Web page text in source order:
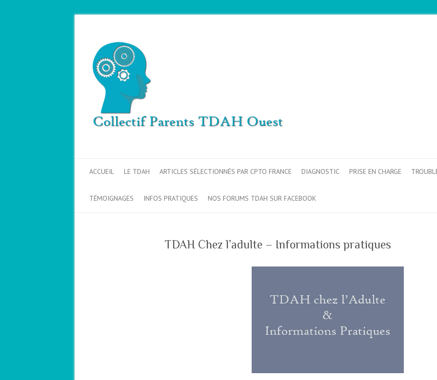
ACCUEIL LE TDAH ARTICLES SÉLECTIONNÉS PAR CPTO FRANCE DIAGNOSTIC PRISE EN CHARGE
TÉMOIGNAGES INFOS PRATIQUES NOS FORUMS TDAH SUR FACEBOOK
TDAH Chez l’adulte – Informations pratiques